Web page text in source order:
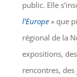
public. Elle
l’Europe» que
régional de la
expositions,
rencontres,